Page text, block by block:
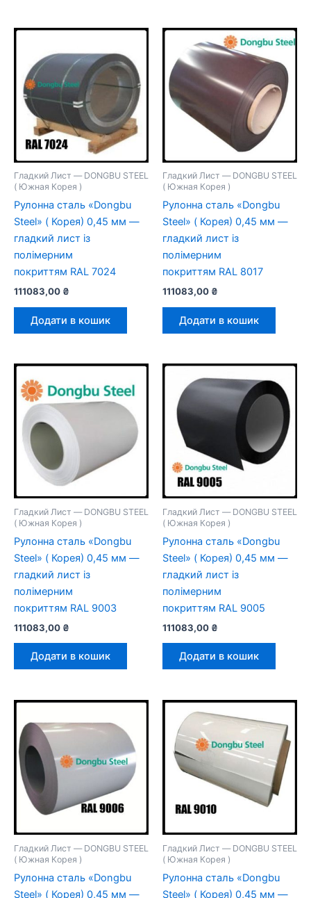
Гладкий Лист — DONGBU STEEL
( Южная Корея )
Рулонна сталь «Dongbu
Steel» ( Корея) 0,45 мм —
гладкий лист із
полімерним
покриттям RAL 7024
111083,00 ₴
Додати в кошик
Гладкий Лист — DONGBU STEEL
( Южная Корея )
Рулонна сталь «Dongbu
Steel» ( Корея) 0,45 мм —
гладкий лист із
полімерним
покриттям RAL 8017
111083,00 ₴
Додати в кошик
Гладкий Лист — DONGBU STEEL
( Южная Корея )
Рулонна сталь «Dongbu
Steel» ( Корея) 0,45 мм —
гладкий лист із
полімерним
покриттям RAL 9003
111083,00 ₴
Додати в кошик
Гладкий Лист — DONGBU STEEL
( Южная Корея )
Рулонна сталь «Dongbu
Steel» ( Корея) 0,45 мм —
гладкий лист із
полімерним
покриттям RAL 9005
111083,00 ₴
Додати в кошик
Гладкий Лист — DONGBU STEEL
( Южная Корея )
Рулонна сталь «Dongbu
Steel» ( Корея) 0,45 мм —
Гладкий Лист — DONGBU STEEL
( Южная Корея )
Рулонна сталь «Dongbu
Steel» ( Корея) 0,45 мм —